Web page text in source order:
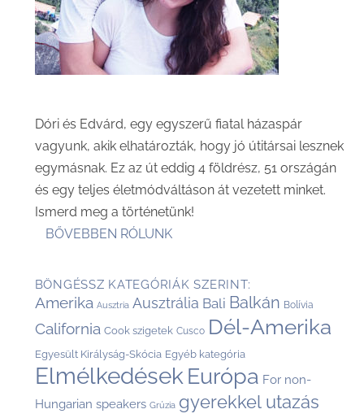
Dóri és Edvárd, egy egyszerű fiatal házaspár
vagyunk, akik elhatározták, hogy jó útitársai lesznek
egymásnak. Ez az út eddig 4 földrész, 51 országán
és egy teljes életmódváltáson át vezetett minket.
Ismerd meg a történetünk!
BŐVEBBEN RÓLUNK
BÖNGÉSSZ KATEGÓRIÁK SZERINT:
Amerika Ausztria Ausztrália Bali Balkán Bolívia
California Cook szigetek Cusco Dél-Amerika
Egyesült Királyság-Skócia Egyéb kategória
Elmélkedések Európa For non-
Hungarian speakers Grúzia gyerekkel utazás